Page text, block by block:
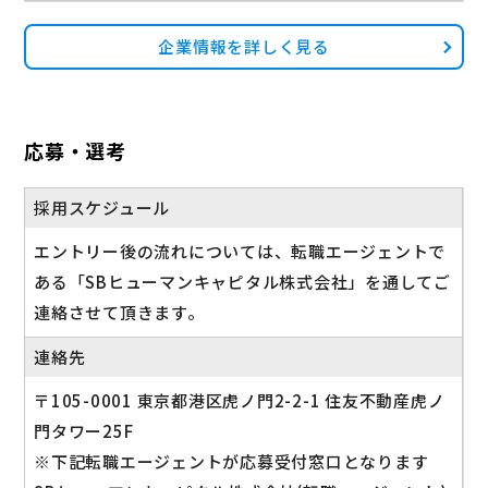
企業情報を詳しく見る
応募・選考
採用スケジュール
エントリー後の流れについては、転職エージェントで
ある「SBヒューマンキャピタル株式会社」を通してご
連絡させて頂きます。
連絡先
〒105-0001 東京都港区虎ノ門2-2-1 住友不動産虎ノ
門タワー25F
※下記転職エージェントが応募受付窓口となります